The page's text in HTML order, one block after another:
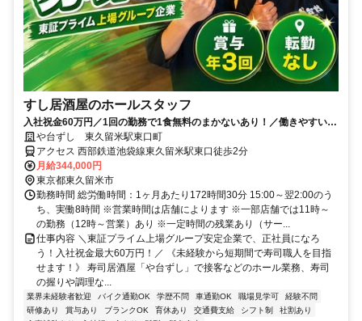
すし居酒屋のホールスタッフ
入社祝金60万円／1回の勤務で1食無料のまかないあり！／働きやすい環
境づくりに力を入れています◎
や台ずし 東久留米駅東口町
アクセス 西部鉄道池袋線東久留米駅東口徒歩2分
月給344,000円
東京都東久留米市
勤務時間 総労働時間：1ヶ月あたり172時間30分 15:00～翌2:00のう
ち、実働8時間 ※営業時間は店舗によります ※一部店舗では11時～
の勤務（12時～営業）あり ※一定時間の残業あり（サー...
仕事内容 ＼東証プライム上場グループ安定企業で、正社員になろ
う！入社祝金最大60万円！／ 《未経験から短期間で寿司職人を目指
せます！》 寿司居酒屋「や台ずし」で接客などのホール業務、寿司
の握りや調理な...
業界未経験者歓迎 バイク通勤OK 学歴不問 車通勤OK 職場見学可
経験不問
研修あり
賞与あり ブランクOK 育休あり 交通費支給 シフト制
社割あり